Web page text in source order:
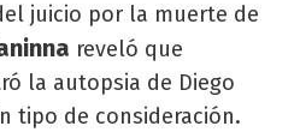
juicio por la muerte de
reveló que
la autopsia de Diego
tipo de consideración.